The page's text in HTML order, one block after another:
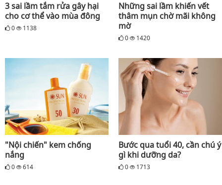
3 sai lầm tắm rửa gây hại
cho cơ thể vào mùa đông
0 1138
Những sai lầm khiến vết
thâm mụn chờ mãi không
mờ
0 1420
"Nội chiến" kem chống
nắng
0 614
Bước qua tuổi 40, cần chú ý
gì khi dưỡng da?
0 1713